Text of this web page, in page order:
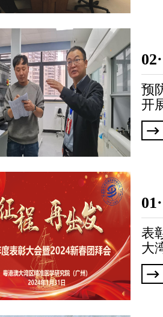
预
开
问
表
大
州